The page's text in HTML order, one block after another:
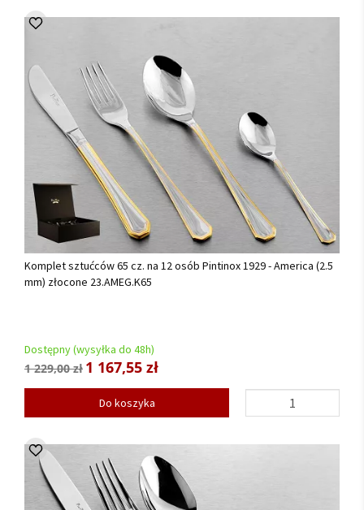
Komplet sztućców 65 cz. na 12 osób Pintinox 1929 - America (2.5
mm) złocone 23.AMEG.K65
Dostępny (wysyłka do 48h)
1 229,00 zł 1 167,55 zł
Do koszyka